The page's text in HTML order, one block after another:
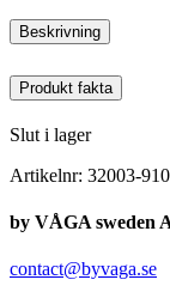
Beskrivning
Produkt fakta
Slut i lager
Artikelnr: 32003-910
by VÅGA sweden
contact@byvaga.se